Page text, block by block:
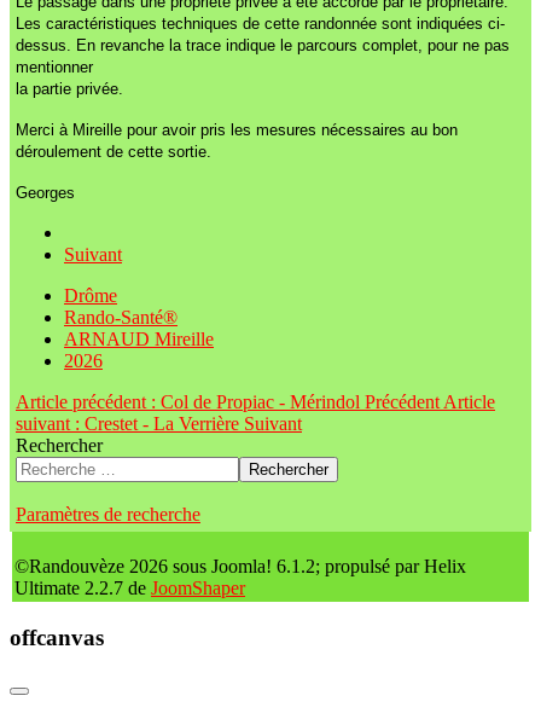
Les caractéristiques techniques de cette randonnée sont indiquées ci-
dessus. En revanche la trace indique le parcours complet, pour ne pas
mentionner
la partie privée.
Merci à Mireille pour avoir pris les mesures nécessaires au bon
déroulement de cette sortie.
Georges
Suivant
Drôme
Rando-Santé®
ARNAUD Mireille
2026
Article précédent : Col de Propiac - Mérindol Précédent Article
suivant : Crestet - La Verrière Suivant
Rechercher
Rechercher
Paramètres de recherche
©Randouvèze 2026 sous Joomla! 6.1.2; propulsé par Helix
Ultimate 2.2.7 de JoomShaper
offcanvas